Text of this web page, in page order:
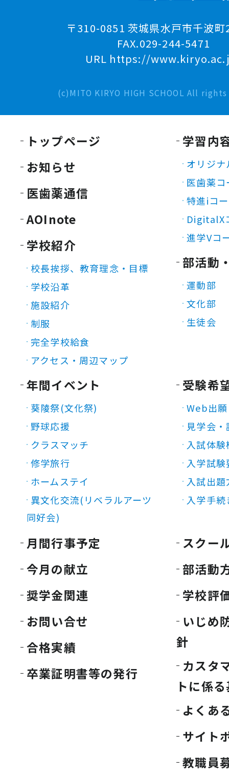
〒310-0851 茨城県水戸市千波
FAX.029-244-5471
URL https://
(c)MITO KIRYO HIGH SCHOOL All
トップページ
お知らせ
医歯薬通信
AOInote
学校紹介
校長挨拶、教育理念・目標
学校沿革
施設紹介
制服
完全学校給食
アクセス・周辺マップ
学習内
オリジ
医歯薬コ
特進iコ
DigitalX
進学Vコ
部活動
運動部
文化部
生徒会
年間イベント
葵陵祭(文化祭)
野球応援
クラスマッチ
修学旅行
ホームステイ
異文化交流(リベラルアーツ
同好会)
受験希
Web出願
見学会
入試体験
入学試験
入試出題
入学手続
月間行事予定
今月の献立
奨学金関連
お問い合せ
合格実績
卒業証明書等の発行
スクー
部活動
学校評
いじめ
針
カスタ
トに係
よくあ
サイト
教職員